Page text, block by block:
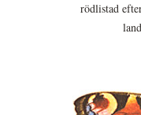
rödlistad